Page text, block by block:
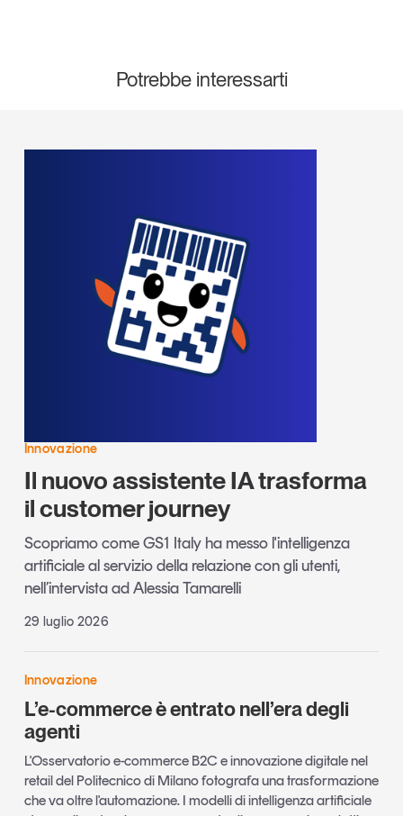
GS1 Italy GS1 Italy
Potrebbe interessarti
Innovazione
Il nuovo assistente IA trasforma
il customer journey
Scopriamo come GS1 Italy ha messo l'intelligenza
artificiale al servizio della relazione con gli utenti,
nell’intervista ad Alessia Tamarelli
29 luglio 2026
Innovazione
L’e-commerce è entrato nell’era degli
agenti
L'Osservatorio e-commerce B2C e innovazione digitale nel
retail del Politecnico di Milano fotografa una trasformazione
che va oltre l'automazione. I modelli di intelligenza artificiale